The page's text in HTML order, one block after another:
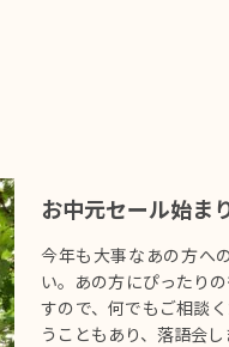
お中元セール始ま
今年も大事なあの方へ
い。あの方にぴったり
すので、何でもご相談
うこともあり、落語会